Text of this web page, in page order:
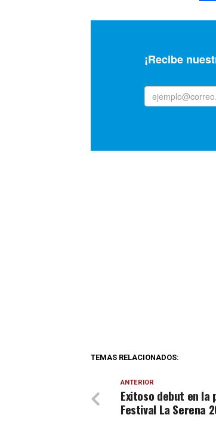
TEMAS RELACIONADOS:
ANTERIOR
Exitoso debut en la
Festival La Serena